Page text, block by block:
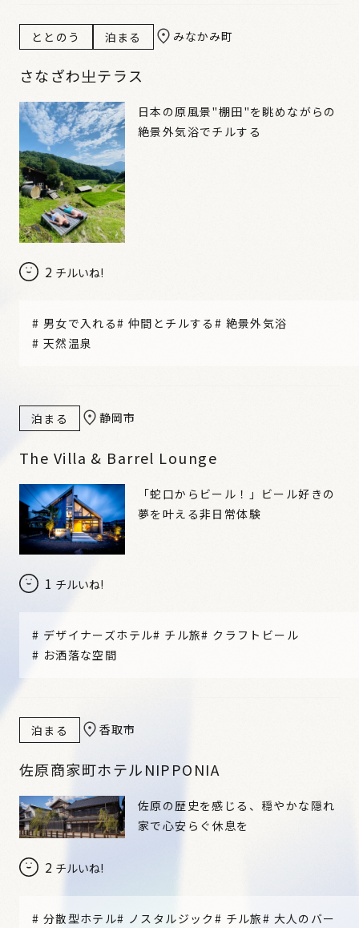
ととのう 泊まる みなかみ町
さなざわ㞢テラス
2 チルいね!
日本の原風景"棚田"を眺めながらの
絶景外気浴でチルする
# 男女で入れる#仲間とチルする # 絶景外気浴
# 天然温泉
泊まる 静岡市
The Villa & Barrel Lounge
1 チルいね!
「蛇口からビール！」ビール好きの
夢を叶える非日常体験
# デザイナーズホテル# チル旅# クラフトビール
# お洒落な空間
泊まる 香取市
佐原商家町ホテルNIPPONIA
2 チルいね!
佐原の歴史を感じる、穏やかな隠れ
家で心安らぐ休息を
# 分散型ホテル# ノスタルジック # チル旅# 大人のバー